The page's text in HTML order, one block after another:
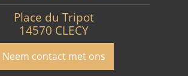
Place du Tripot
14570 CLECY
Neem contact met ons